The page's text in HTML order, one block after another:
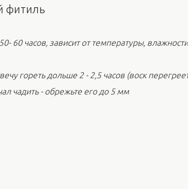
фитиль
60 часов, зависит от температуры,
гореть дольше 2 - 2,5 часов (воск
чадить - обрежьте его до 5 мм